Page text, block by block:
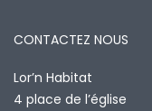
CONTACTEZ NOUS
Lor’n Habitat
4 place de l’église